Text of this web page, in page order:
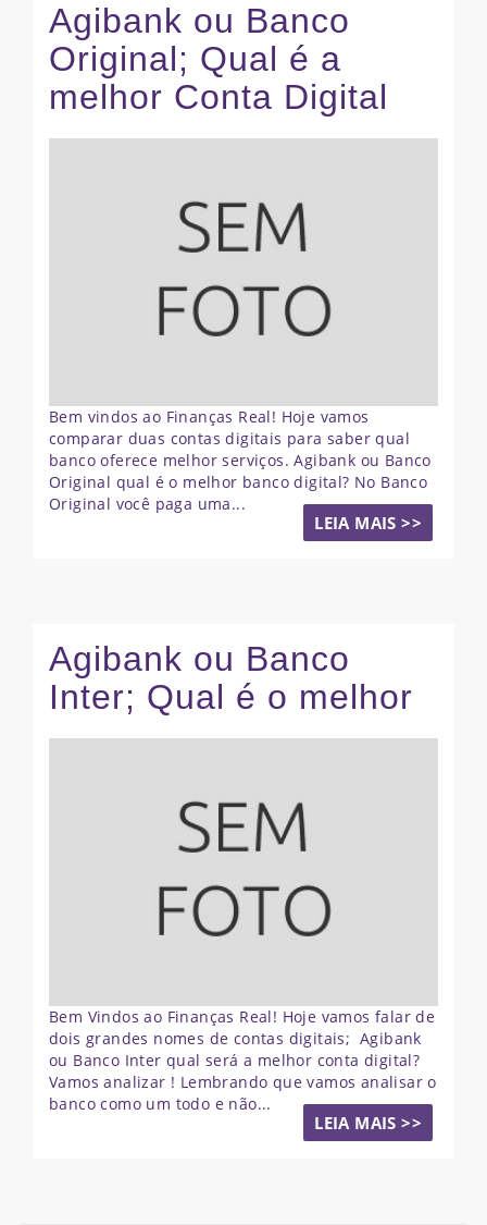
Agibank ou Banco
Original; Qual é a
melhor Conta Digital
Bem vindos ao Finanças Real! Hoje vamos
comparar duas contas digitais para saber qual
banco oferece melhor serviços. Agibank ou Banco
Original qual é o melhor banco digital? No Banco
Original você paga uma...
LEIA MAIS >>
Agibank ou Banco
Inter; Qual é o melhor
Bem Vindos ao Finanças Real! Hoje vamos falar de
dois grandes nomes de contas digitais; Agibank
ou Banco Inter qual será a melhor conta digital?
Vamos analizar ! Lembrando que vamos analisar o
banco como um todo e não...
LEIA MAIS >>